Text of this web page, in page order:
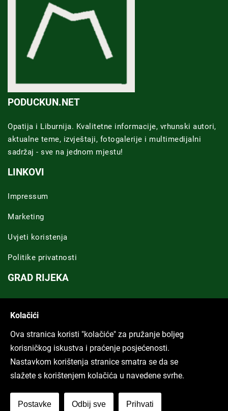
PODUCKUN.NET
Opatija i Liburnija. Kvalitetne informacije, vrhunski autori,
aktualne teme, izvještaji, fotogalerije i multimedijalni
sadržaj - sve na jednom mjestu!
LINKOVI
Impressum
Marketing
Uvjeti koristenja
Politike privatnosti
GRAD RIJEKA
ARHIVA TEKSTOVA
Svi tekstovi
Kolačići
Ova stranica koristi "kolačiće" za pružanje boljeg
korisničkog iskustva i praćenje posjećenosti.
Nastavkom korištenja stranice smatra se da se
slažete s korištenjem kolačića u navedene svrhe.
Postavke Odbij sve Prihvati